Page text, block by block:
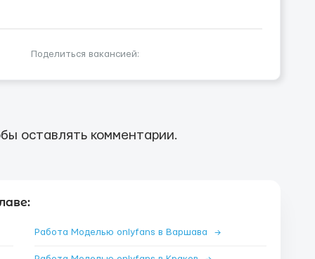
Поделиться вакансией:
оставлять комментарии.
Работа Моделью onlyfans в Варшава →